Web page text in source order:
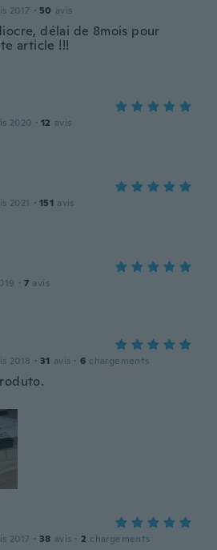
2017 · 50 avis
délai de 8mois pour
article !!!
2020 · 12 avis
2021 · 151 avis
· 7 avis
2018 · 31 avis · 6 chargements
2017 · 38 avis · 2 chargements